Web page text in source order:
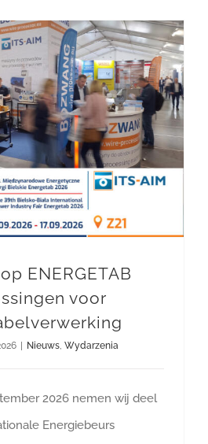
ENERGETAB
voor
| Nieuws Wydarzenia
2026 nemen wij deel
Energiebeurs